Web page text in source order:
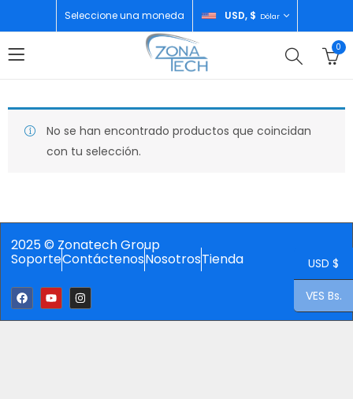
Seleccione una moneda USD, $ Dólar
0
No se han encontrado productos que coincidan
con tu selección.
2025 © Zonatech Group
SoporteContáctenosNosotrosTienda USD $
VES Bs.